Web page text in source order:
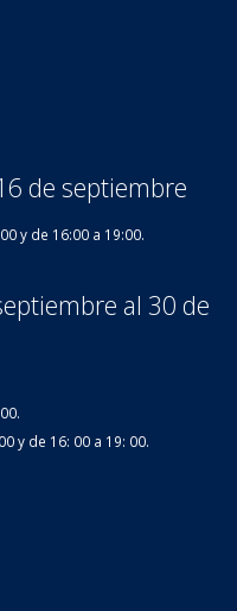
de septiembre
y de 16:00 a 19:00.
al 30 de
y de 16: 00 a 19: 00.